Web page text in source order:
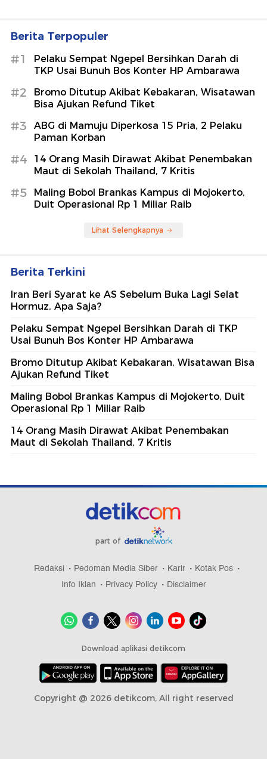
Berita Terpopuler
#1
Pelaku Sempat Ngepel Bersihkan Darah di
TKP Usai Bunuh Bos Konter HP Ambarawa
#2
Bromo Ditutup Akibat Kebakaran, Wisatawan
Bisa Ajukan Refund Tiket
#3
ABG di Mamuju Diperkosa 15 Pria, 2 Pelaku
Paman Korban
#4
14 Orang Masih Dirawat Akibat Penembakan
Maut di Sekolah Thailand, 7 Kritis
#5
Maling Bobol Brankas Kampus di Mojokerto,
Duit Operasional Rp 1 Miliar Raib
Lihat Selengkapnya
Berita Terkini
Iran Beri Syarat ke AS Sebelum Buka Lagi Selat
Hormuz, Apa Saja?
Pelaku Sempat Ngepel Bersihkan Darah di TKP
Usai Bunuh Bos Konter HP Ambarawa
Bromo Ditutup Akibat Kebakaran, Wisatawan Bisa
Ajukan Refund Tiket
Maling Bobol Brankas Kampus di Mojokerto, Duit
Operasional Rp 1 Miliar Raib
14 Orang Masih Dirawat Akibat Penembakan
Maut di Sekolah Thailand, 7 Kritis
part of
Redaksi Pedoman Media Siber Karir
Kotak Pos
Info Iklan
Privacy Policy Disclaimer
Download aplikasi detikcom
Copyright @ 2026 detikcom, All right reserved